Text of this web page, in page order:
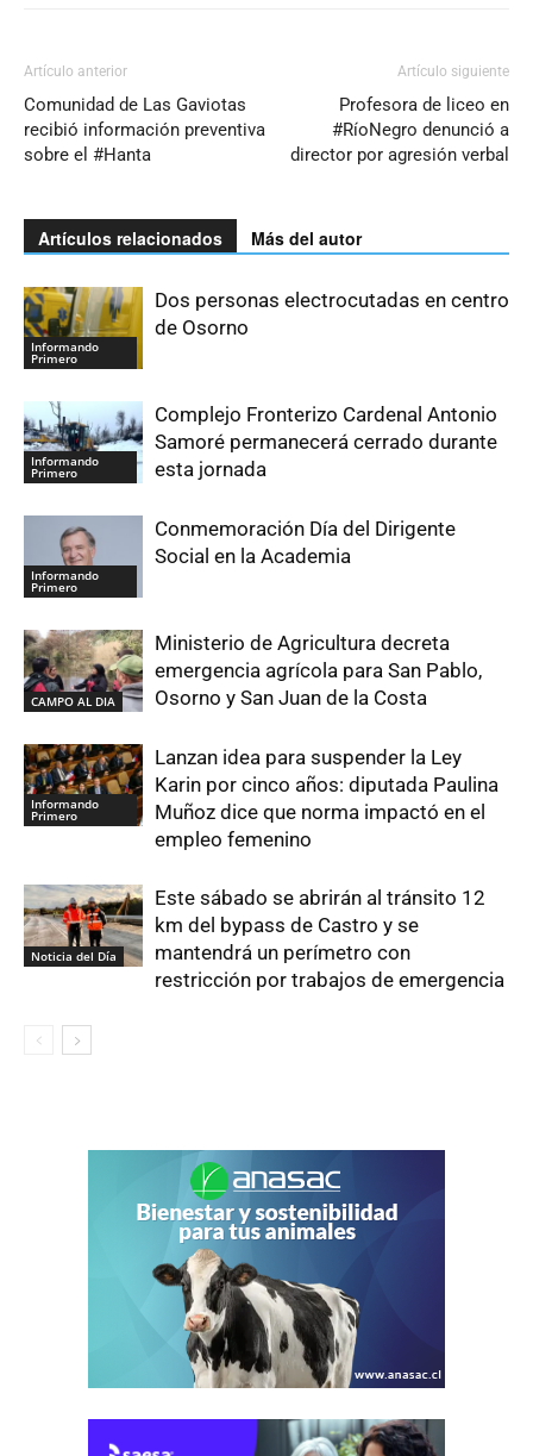
Artículo anterior
Comunidad de Las Gaviotas
recibió información preventiva
sobre el #Hanta
Artículo siguiente
Profesora de liceo en
#RíoNegro denunció a
director por agresión verbal
Artículos relacionados Más del autor
Informando
Primero
Dos personas electrocutadas en centro
de Osorno
Informando
Primero
Complejo Fronterizo Cardenal Antonio
Samoré permanecerá cerrado durante
esta jornada
Informando
Primero
Conmemoración Día del Dirigente
Social en la Academia
CAMPO AL DIA
Ministerio de Agricultura decreta
emergencia agrícola para San Pablo,
Osorno y San Juan de la Costa
Informando
Primero
Lanzan idea para suspender la Ley
Karin por cinco años: diputada Paulina
Muñoz dice que norma impactó en el
empleo femenino
Noticia del Día
Este sábado se abrirán al tránsito 12
km del bypass de Castro y se
mantendrá un perímetro con
restricción por trabajos de emergencia